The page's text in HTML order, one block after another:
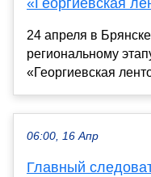
«Георгиевская
24 апреля в
региональному
«Георгиевская
06:00, 16 Апр
Главный